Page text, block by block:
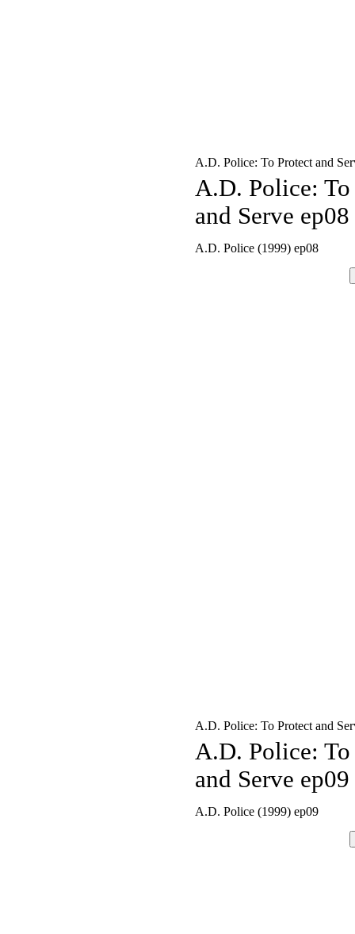
A.D. Police: To Protect and
A.D. Police: To
and Serve ep08
A.D. Police (1999) ep08
A.D. Police: To Protect and
A.D. Police: To
and Serve ep09
A.D. Police (1999) ep09